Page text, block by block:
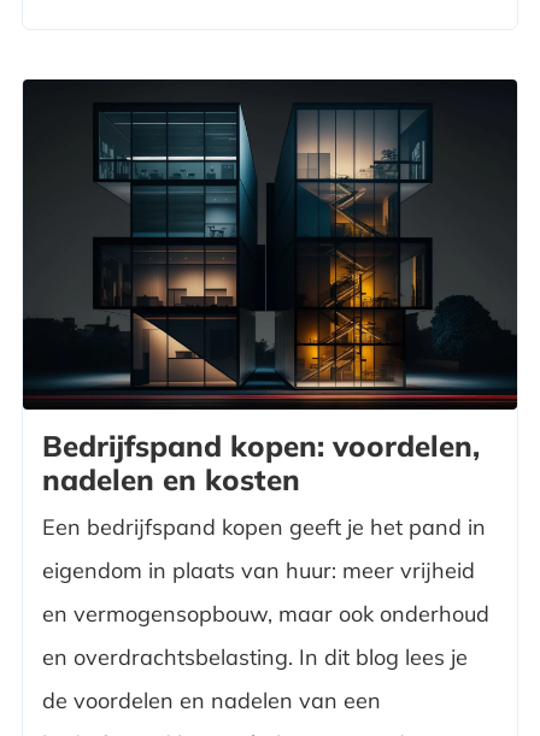
Bedrijfspand kopen: voordelen,
nadelen en kosten
Een bedrijfspand kopen geeft je het pand in
eigendom in plaats van huur: meer vrijheid
en vermogensopbouw, maar ook onderhoud
en overdrachtsbelasting. In dit blog lees je
de voordelen en nadelen van een